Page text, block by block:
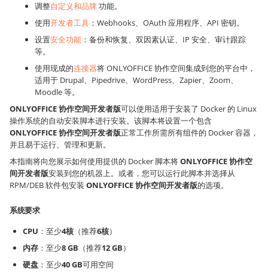
调整自定义和品牌功能。
使用开发者工具 ：Webhooks、OAuth 应用程序、API 密钥。
设置安全功能 ：备份和恢复、双因素认证、IP 安全、审计跟踪
等。
使用现成的连接器将 ONLYOFFICE 协作空间集成到您的平台中，
适用于 Drupal、Pipedrive、WordPress、Zapier、Zoom、
Moodle 等。
ONLYOFFICE 协作空间开发者版可以使用适用于安装了 Docker 的 Linux
操作系统的自动安装脚本进行安装。该脚本将设置一个包含
ONLYOFFICE 协作空间开发者版正常工作所需所有组件的 Docker 容器，
并且易于运行、管理和更新。
本指南将向您展示如何使用提供的 Docker 脚本将ONLYOFFICE 协作空
间开发者版安装到您的机器上。或者，您可以运行此脚本并选择从
RPM/DEB 软件包安装 ONLYOFFICE 协作空间开发者版的选项。
系统要求
CPU ：至少4核（推荐6核）
内存 ：至少8 GB （推荐12 GB）
硬盘 ：至少40 GB可用空间